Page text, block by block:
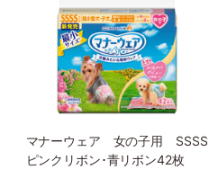
マナーウェア 女の子用 SSSS
ピンクリボン･青リボン42枚